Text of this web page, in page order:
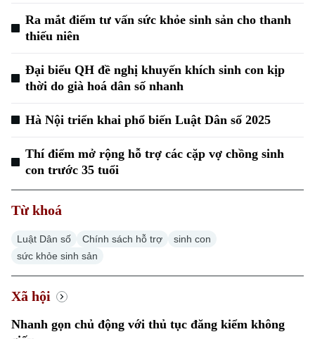
Xu hướng
Ra mắt điểm tư vấn sức khỏe sinh sản cho thanh
thiếu niên
Đại biểu QH đề nghị khuyến khích sinh con kịp
thời do già hoá dân số nhanh
Hà Nội triển khai phổ biến Luật Dân số 2025
Thí điểm mở rộng hỗ trợ các cặp vợ chồng sinh
con trước 35 tuổi
Từ khoá
Luật Dân số Chính sách hỗ trợ
sinh con
sức khỏe sinh sản
Xã hội
Nhanh gọn chủ động với thủ tục đăng kiểm không